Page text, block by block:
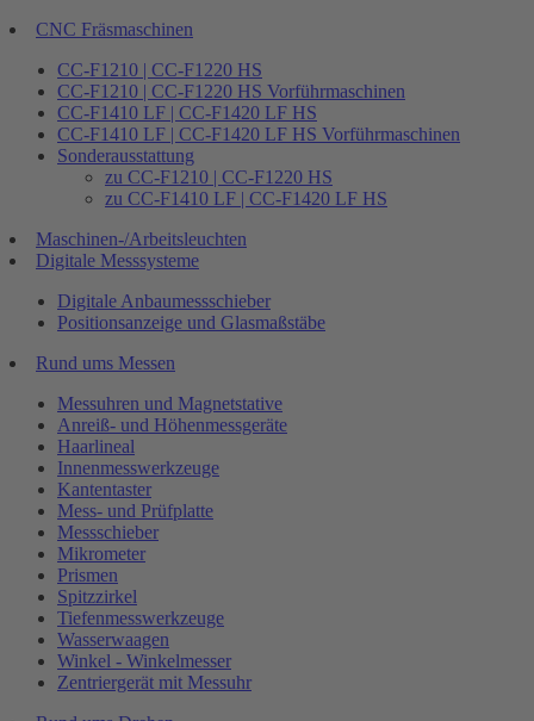
CNC Fräsmaschinen
CC-F1210 | CC-F1220 HS
CC-F1210 | CC-F1220 HS Vorführmaschinen
CC-F1410 LF | CC-F1420 LF HS
CC-F1410 LF | CC-F1420 LF HS Vorführmaschinen
Sonderausstattung
zu CC-F1210 | CC-F1220 HS
zu CC-F1410 LF | CC-F1420 LF HS
Maschinen-/Arbeitsleuchten
Digitale Messsysteme
Digitale Anbaumessschieber
Positionsanzeige und Glasmaßstäbe
Rund ums Messen
Messuhren und Magnetstative
Anreiß- und Höhenmessgeräte
Haarlineal
Innenmesswerkzeuge
Kantentaster
Mess- und Prüfplatte
Messschieber
Mikrometer
Prismen
Spitzzirkel
Tiefenmesswerkzeuge
Wasserwaagen
Winkel - Winkelmesser
Zentriergerät mit Messuhr